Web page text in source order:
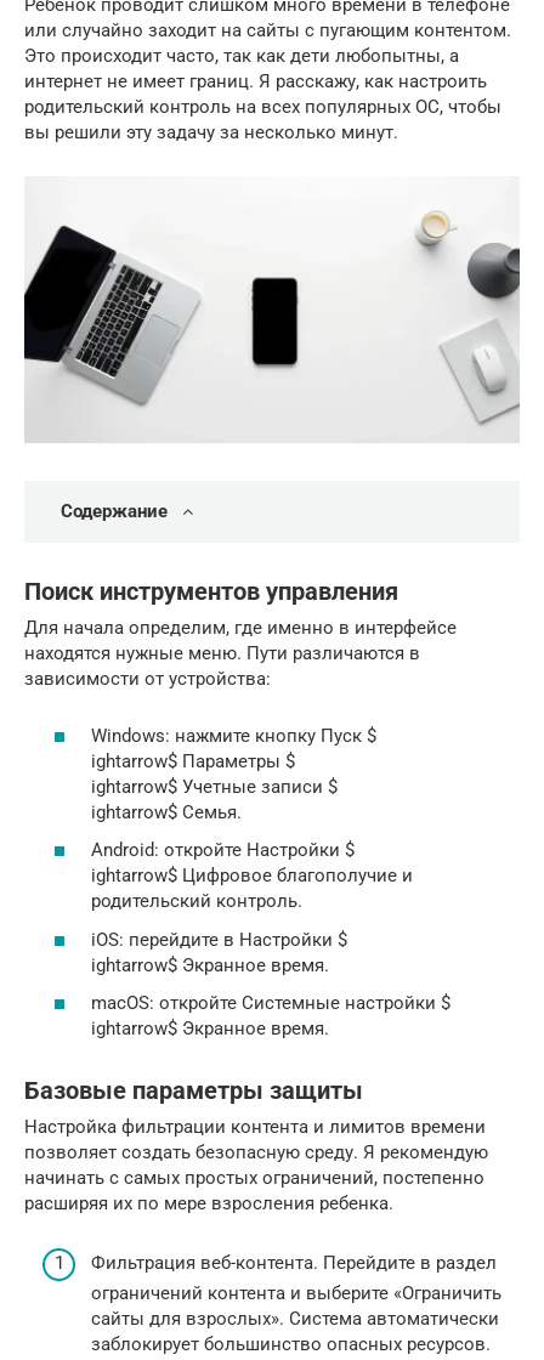
Ребенок проводит слишком много времени в телефоне
или случайно заходит на сайты с пугающим контентом.
Это происходит часто, так как дети любопытны, а
интернет не имеет границ. Я расскажу, как настроить
родительский контроль на всех популярных ОС, чтобы
вы решили эту задачу за несколько минут.
Содержание
Поиск инструментов управления
Для начала определим, где именно в интерфейсе
находятся нужные меню. Пути различаются в
зависимости от устройства:
Windows: нажмите кнопку Пуск $
ightarrow$ Параметры $
ightarrow$ Учетные записи $
ightarrow$ Семья.
Android: откройте Настройки $
ightarrow$ Цифровое благополучие и
родительский контроль.
iOS: перейдите в Настройки $
ightarrow$ Экранное время.
macOS: откройте Системные настройки $
ightarrow$ Экранное время.
Базовые параметры защиты
Настройка фильтрации контента и лимитов времени
позволяет создать безопасную среду. Я рекомендую
начинать с самых простых ограничений, постепенно
расширяя их по мере взросления ребенка.
Фильтрация веб-контента. Перейдите в раздел
ограничений контента и выберите «Ограничить
сайты для взрослых». Система автоматически
заблокирует большинство опасных ресурсов.